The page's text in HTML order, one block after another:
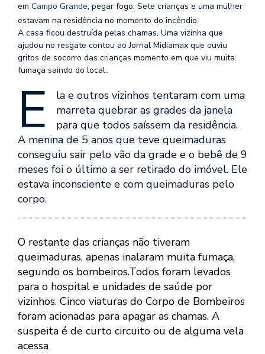
em Campo Grande, pegar fogo. Sete crianças e uma mulher
estavam na residência no momento do incêndio.
A casa ficou destruída pelas chamas. Uma vizinha que
ajudou no resgate contou ao Jornal Midiamax que ouviu
gritos de socorro das crianças momento em que viu muita
fumaça saindo do local.
E
la e outros vizinhos tentaram com uma
marreta quebrar as grades da janela
para que todos saíssem da residência.
A menina de 5 anos que teve queimaduras
conseguiu sair pelo vão da grade e o bebê de 9
meses foi o último a ser retirado do imóvel. Ele
estava inconsciente e com queimaduras pelo
corpo.
O restante das crianças não tiveram
queimaduras, apenas inalaram muita fumaça,
segundo os bombeiros.Todos foram levados
para o hospital e unidades de saúde por
vizinhos. Cinco viaturas do Corpo de Bombeiros
foram acionadas para apagar as chamas. A
suspeita é de curto circuito ou de alguma vela
acessa